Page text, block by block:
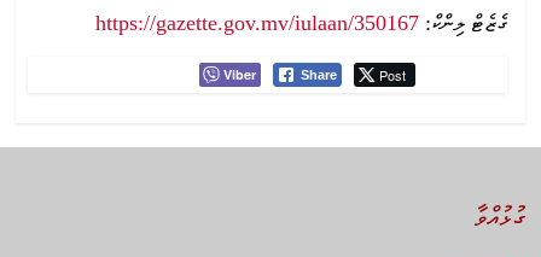
ގެޒެޓް ލިންކް:https://gazette.gov.mv/iulaan/350167
Viber Share Post
ގުޅުއްވާ